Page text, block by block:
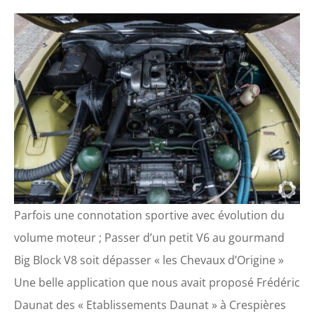
Parfois une connotation sportive avec évolution du
volume moteur ; Passer d’un petit V6 au gourmand
Big Block V8 soit dépasser « les Chevaux d’Origine »
Une belle application que nous avait proposé Frédéric
Daunat des « Etablissements Daunat » à Crespières